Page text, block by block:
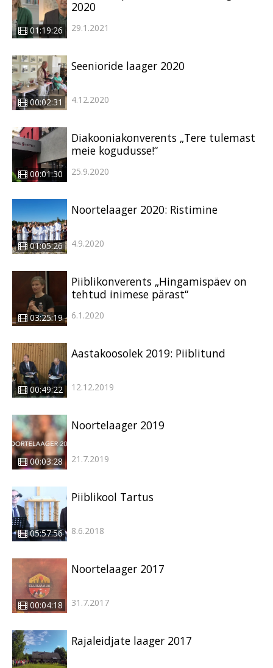
01:19:26
2020
29.1.2021
00:02:31
Seenioride laager 2020
4.12.2020
00:01:30
Diakooniakonverents „Tere tulemast
meie kogudusse!“
25.9.2020
01:05:26
Noortelaager 2020: Ristimine
4.9.2020
03:25:19
Piiblikonverents „Hingamispäev on
tehtud inimese pärast“
6.1.2020
00:49:22
Aastakoosolek 2019: Piiblitund
12.12.2019
00:03:28
Noortelaager 2019
21.7.2019
05:57:56
Piiblikool Tartus
8.6.2018
00:04:18
Noortelaager 2017
31.7.2017
Rajaleidjate laager 2017